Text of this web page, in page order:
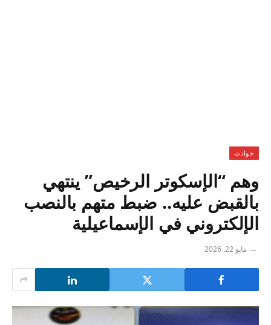
حوادث
وهم “الإسكوتر الرخيص” ينتهي
بالقبض عليه.. ضبط متهم بالنصب
الإلكتروني في الإسماعيلية
مايو 22, 2026